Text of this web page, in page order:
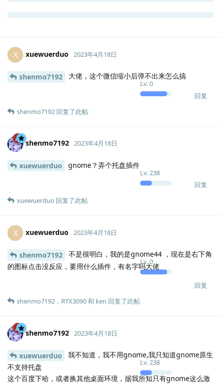
X xuewuerduo
Lv.0
2023年4月18日
shenmo7192 大佬，这个微信缩小后弹不出来怎么搞
回复
shenmo7192 回复了此帖
shenmo7192
Lv.238
2023年4月18日
xuewuerduo gnome？弄个托盘插件
回复
xuewuerduo 回复了此帖
X xuewuerduo
Lv.0
2023年4月18日
shenmo7192
不是很明白，我的是gnome44 ，现在是右下角
的图标点击没反应，要用什么插件，有名字吗大佬
回复
shenmo7192 ， RTX3090和 ken 回复了此帖
shenmo7192
Lv.238
2023年4月18日
xuewuerduo
我不知道，我不用gnome,我只知道gnome原生
不支持托盘
这个百度下哈，或者换其他桌面环境，据我所知只有gnome这么激